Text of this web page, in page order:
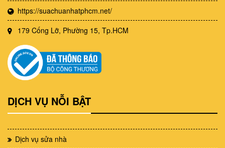
https://suachuanhatphcm.net/
179 Cống Lỡ, Phường 15, Tp.HCM
DỊCH VỤ NỖI BẬT
Dịch vụ sửa nhà